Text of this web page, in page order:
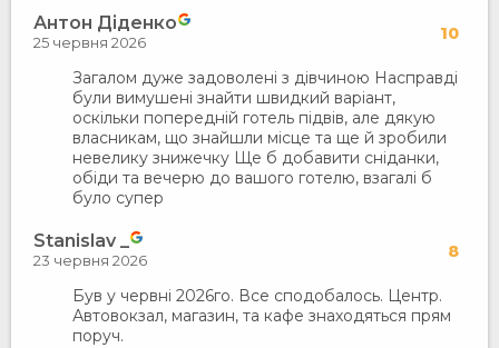
Антон Діденко 10
25 червня 2026
Загалом дуже задоволені з дівчиною Насправді
були вимушені знайти швидкий варіант,
оскільки попередній готель підвів, але дякую
власникам, що знайшли місце та ще й зробили
невелику знижечку Ще б добавити сніданки,
обіди та вечерю до вашого готелю, взагалі б
було супер
Stanislav _ 8
23 червня 2026
Був у червні 2026го. Все сподобалось. Центр.
Автовокзал, магазин, та кафе знаходяться прям
поруч.